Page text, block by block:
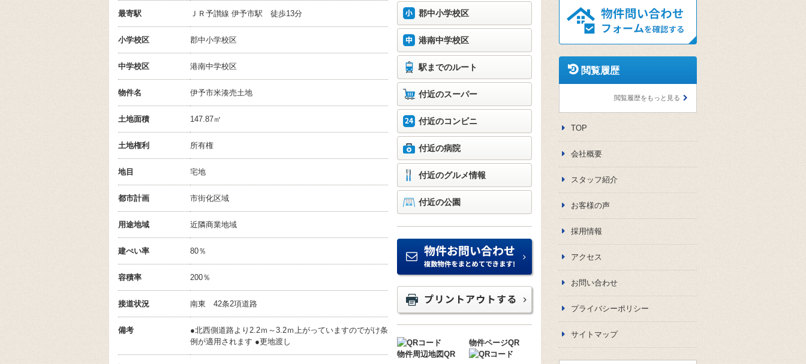
最寄駅 ＪＲ予讃線 伊予市駅 徒歩13分
小学校区 郡中小学校区
中学校区 港南中学校区
物件名 伊予市米湊売土地
土地面積 147.87㎡
土地権利 所有権
地目 宅地
都市計画 市街化区域
用途地域 近隣商業地域
建ぺい率 80％
容積率 200％
接道状況 南東 42条2項道路
備考
●北西側道路より2.2ｍ～3.2ｍ上がっていますのでがけ条
例が適用されます ●更地渡し
郡中小学校区
港南中学校区
駅までのルート
付近のスーパー
付近のコンビニ
付近の病院
付近のグルメ情報
付近の公園
物件ページQR
物件周辺地図QR
閲覧履歴
閲覧履歴をもっと見る
TOP
会社概要
スタッフ紹介
お客様の声
採用情報
アクセス
お問い合わせ
プライバシーポリシー
サイトマップ